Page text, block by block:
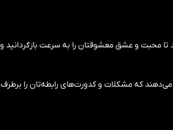
محبت و عشق معشوقتان را به سرعت بازگردانید
می‌دهند که مشکلات و کدورت‌های رابطه‌تان را